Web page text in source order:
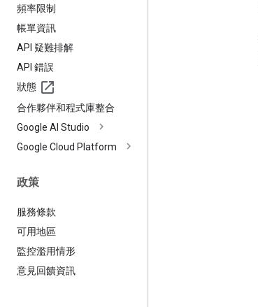
頻率限制
帳單資訊
API 疑難排解
API 錯誤
狀態
合作夥伴和程式庫整合
Google AI Studio
Google Cloud Platform
政策
服務條款
可用地區
監控濫用情形
意見回饋資訊